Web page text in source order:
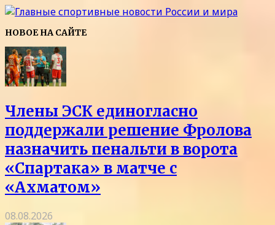
НОВОЕ НА САЙТЕ
Члены ЭСК единогласно
поддержали решение Фролова
назначить пенальти в ворота
«Спартака» в матче с
«Ахматом»
08.08.2026